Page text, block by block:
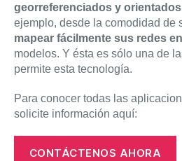
georreferenciados y orientados
ejemplo, desde la comodidad de
mapear fácilmente sus redes
modelos. Y ésta es sólo una de
permite esta tecnología.
Para conocer todas las
solicite información aquí:
CONTÁCTENOS AHORA